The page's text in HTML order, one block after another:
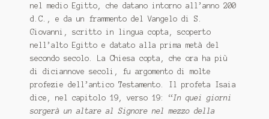
nel medio Egitto, che datano intorno all’anno 200
d.C., e da un frammento del Vangelo di S.
Giovanni, scritto in lingua copta, scoperto
nell’alto Egitto e datato alla prima metà del
secondo secolo. La Chiesa copta, che ora ha più
di diciannove secoli, fu argomento di molte
profezie dell’antico Testamento. Il profeta Isaia
dice, nel capitolo 19, verso 19: “In quei giorni
sorgerà un altare al Signore nel mezzo della